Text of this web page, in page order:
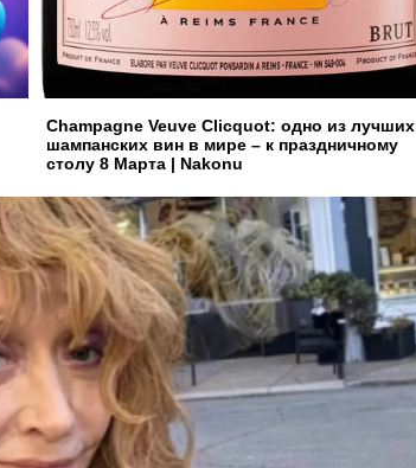
Champagne Veuve Clicquot: одно из лучших
шампанских вин в мире – к праздничному
столу 8 Марта | Nakonu